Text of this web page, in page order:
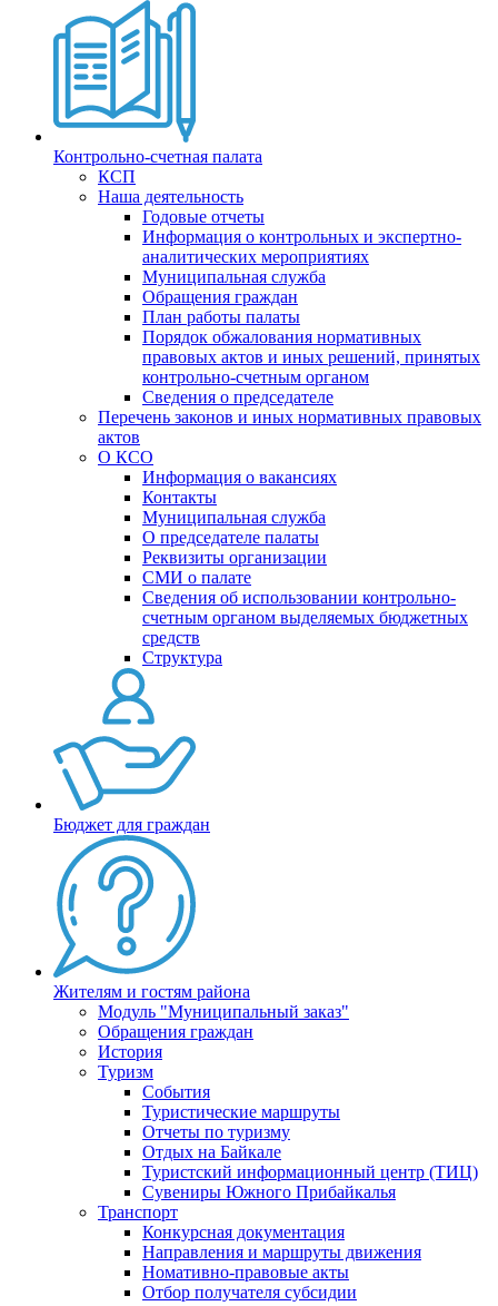
Контрольно-счетная палата
КСП
Наша деятельность
Годовые отчеты
Информация о контрольных и экспертно-
аналитических мероприятиях
Муниципальная служба
Обращения граждан
План работы палаты
Порядок обжалования нормативных
правовых актов и иных решений, принятых
контрольно-счетным органом
Сведения о председателе
Перечень законов и иных нормативных правовых
актов
О КСО
Информация о вакансиях
Контакты
Муниципальная служба
О председателе палаты
Реквизиты организации
СМИ о палате
Сведения об использовании контрольно-
счетным органом выделяемых бюджетных
средств
Структура
Бюджет для граждан
Жителям и гостям района
Модуль "Муниципальный заказ"
Обращения граждан
История
Туризм
События
Туристические маршруты
Отчеты по туризму
Отдых на Байкале
Туристский информационный центр (ТИЦ)
Сувениры Южного Прибайкалья
Транспорт
Конкурсная документация
Направления и маршруты движения
Номативно-правовые акты
Отбор получателя субсидии